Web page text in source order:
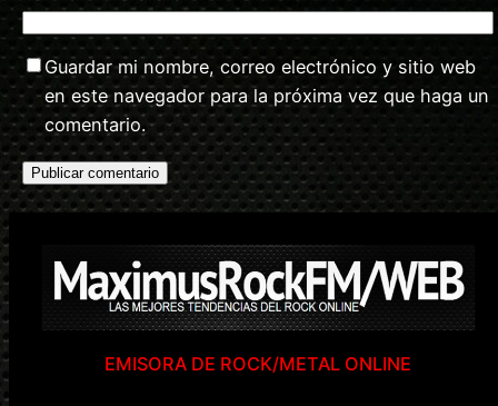
Guardar mi nombre, correo electrónico y sitio web
en este navegador para la próxima vez que haga un
comentario.
EMISORA DE ROCK/METAL ONLINE